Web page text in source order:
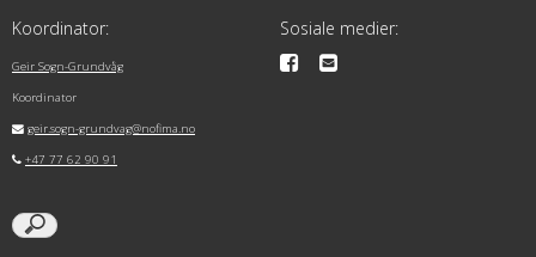
Koordinator:
Geir Sogn-Grundvåg
Koordinator
geir.sogn-grundvag@nofima.no
+47 77 62 90 91
Sosiale medier: